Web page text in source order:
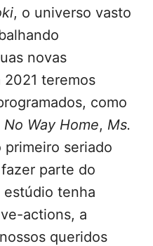
, o universo vasto
novas
teremos
como
Way Home, Ms.
primeiro seriado
parte do
estúdio tenha
actions, a
queridos